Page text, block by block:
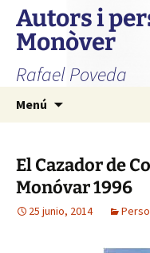
Autors i
Monòver
Rafael Poveda
Menú
El Cazador de
Monóvar 1996
25 junio, 2014